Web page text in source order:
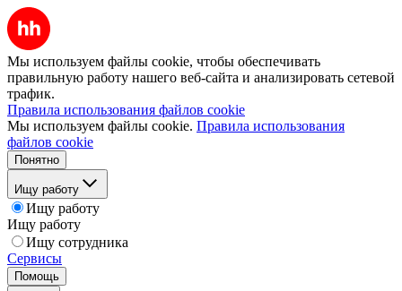
Мы используем файлы cookie, чтобы обеспечивать
правильную работу нашего веб-сайта и анализировать сетевой
трафик.
Правила использования файлов cookie
Мы используем файлы cookie. Правила использования
файлов cookie
Понятно
Ищу работу
Ищу работу
Ищу работу
Ищу сотрудника
Сервисы
Помощь